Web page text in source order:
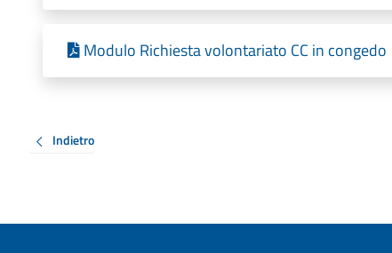
Modulo Richiesta volontariato CC in congedo
Indietro